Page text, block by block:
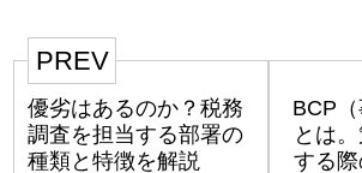
PREV
優劣はあるのか？税務
調査を担当する部署の
種類と特徴を解説
BCP（
とは
する